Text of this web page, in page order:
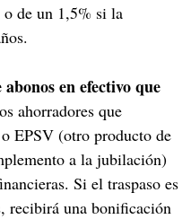
o de un 1,5% si la
en efectivo que
ahorradores que
EPSV (otro producto de
a la jubilación)
Si el traspaso es
recibirá una bonificación